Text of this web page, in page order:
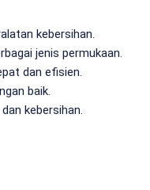
kebersihan.
jenis permukaan.
dan efisien.
baik.
kebersihan.